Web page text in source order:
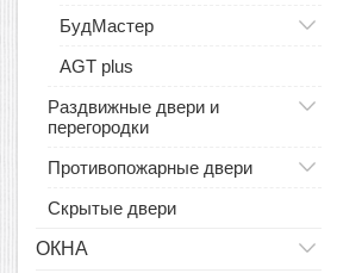
БудМастер
AGT plus
Раздвижные двери и
перегородки
Противопожарные двери
Скрытые двери
ОКНА